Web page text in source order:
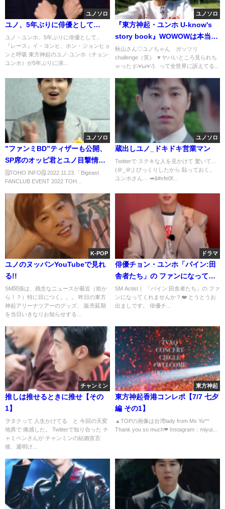
ユノソロ
ユノ、5年ぶりに俳優として…
ユノ・ユンホ、5年ぶりに俳優として..
『レース』イ・ヨンヒ、ホン・ジョンヒョ
ンと呼吸 東方神起のユノ·ユンホ（チョン·
ユンホ）が5年ぶりに演...
ユノソロ
『東方神起・ユンホ U-know's
story book』WOWOWは本当に
オモロイらしい😆
秋山さん♡ユノちゃん ガッツリ
challenge（笑） ▼ヤバいところ見られち
ゃった (⁄ ⁄•⁄ω⁄•⁄ ⁄). って全世界に訴えてる...
ユノソロ
”ファンミBD”ティザーも公開、
SP席のオッピ君とユノ目撃情報
第3弾!!
🗒TOHO INFO🗒 2022.11.23.「Bigeast
FANCLUB EVENT 2022 TOH...
ユノソロ
蔵出しユノ_ドキドキ営業マン
Twitterで ステキな人を見かけて 驚いて…
(＠_＠;) びっくりしたから 貼っておく。
ユンホさん… ➡&#xfe0f...
K-POP
ユノのヌッパンYouTubeで見れ
る!!
SM関係は、残念なニュースが最近（前か
ら！？）特に目につく。。。 昨日の東方
神起アリーナツアーのグッズ、 販売延期
を当日いきなりお知らせする...
ドラマ
俳優チョン・ユンホ「パイン:田
舎者たち」の ファンになってく
れませんか？❤️
SM Actist｜ 「パイン:田舎者たち」の ファ
ンになってくれませんか？❤️ とうとうお
出ましです。 俳優チ...
チャンミン
推しは推せるときに推せ【その
1】
ヲタクって 人生かけてる と 今回の天変
地異で 痛感した。 Twitterで知り合った チ
ャミペンさんが チャンミンの結婚宣言
後、週明け...
東方神起
東方神起香港コンレポ【7/7 七夕
編 その1】
▲TOPの画像は台湾lady from Ms Yu^^
Thank you so much❤ Instagram：miyui...